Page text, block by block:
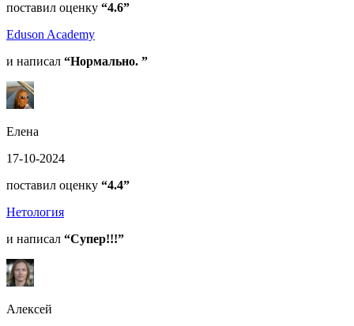
поставил оценку “4.6”
Eduson Academy
и написал “Нормально. ”
Елена
17-10-2024
поставил оценку “4.4”
Нетология
и написал “Супер!!!”
Алексей